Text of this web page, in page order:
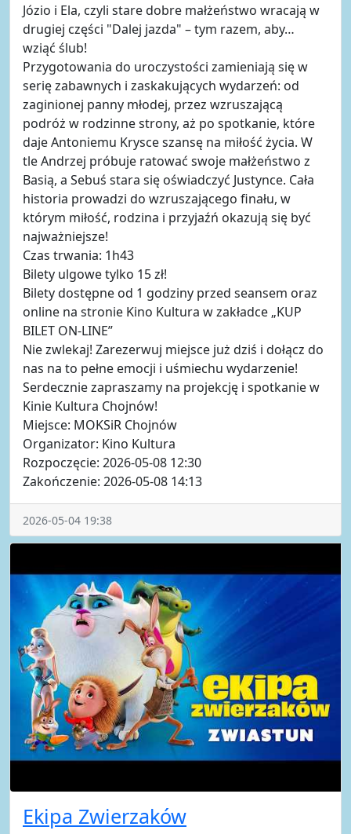
Józio i Ela, czyli stare dobre małżeństwo wracają w
drugiej części "Dalej jazda" – tym razem, aby…
wziąć ślub!
Przygotowania do uroczystości zamieniają się w
serię zabawnych i zaskakujących wydarzeń: od
zaginionej panny młodej, przez wzruszającą
podróż w rodzinne strony, aż po spotkanie, które
daje Antoniemu Krysce szansę na miłość życia. W
tle Andrzej próbuje ratować swoje małżeństwo z
Basią, a Sebuś stara się oświadczyć Justynce. Cała
historia prowadzi do wzruszającego finału, w
którym miłość, rodzina i przyjaźń okazują się być
najważniejsze!
Czas trwania: 1h43
Bilety ulgowe tylko 15 zł!
Bilety dostępne od 1 godziny przed seansem oraz
online na stronie Kino Kultura w zakładce „KUP
BILET ON-LINE”
Nie zwlekaj! Zarezerwuj miejsce już dziś i dołącz do
nas na to pełne emocji i uśmiechu wydarzenie!
Serdecznie zapraszamy na projekcję i spotkanie w
Kinie Kultura Chojnów!
Miejsce: MOKSiR Chojnów
Organizator: Kino Kultura
Rozpoczęcie: 2026-05-08 12:30
Zakończenie: 2026-05-08 14:13
2026-05-04 19:38
Ekipa Zwierzaków